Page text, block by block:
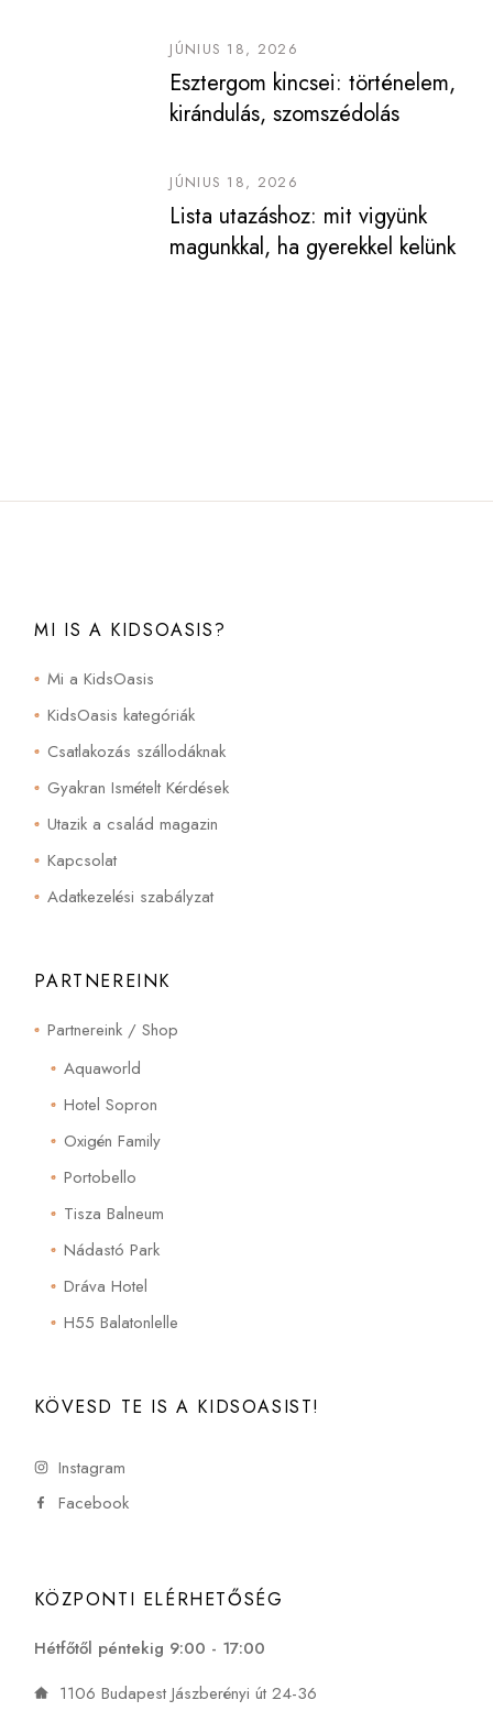
JÚNIUS 18, 2026
Esztergom kincsei: történelem,
kirándulás, szomszédolás
JÚNIUS 18, 2026
Lista utazáshoz: mit vigyünk
magunkkal, ha gyerekkel kelünk
MI IS A KIDSOASIS?
Mi a KidsOasis
KidsOasis kategóriák
Csatlakozás szállodáknak
Gyakran Ismételt Kérdések
Utazik a család magazin
Kapcsolat
Adatkezelési szabályzat
PARTNEREINK
Partnereink / Shop
Aquaworld
Hotel Sopron
Oxigén Family
Portobello
Tisza Balneum
Nádastó Park
Dráva Hotel
H55 Balatonlelle
KÖVESD TE IS A KIDSOASIST!
Instagram
Facebook
KÖZPONTI ELÉRHETŐSÉG
Hétfőtől péntekig 9:00 - 17:00
1106 Budapest Jászberényi út 24-36